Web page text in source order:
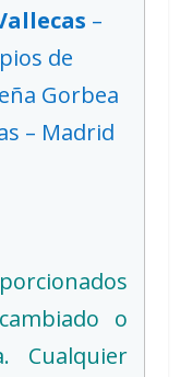
–
de
Gorbea
– Madrid
o
Cualquier